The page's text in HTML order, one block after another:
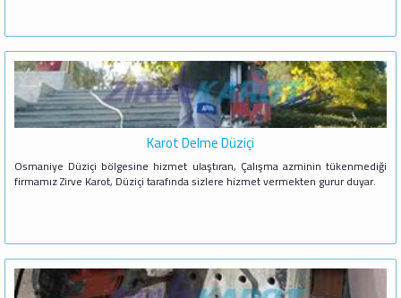
Karot Delme Düziçi
Osmaniye Düziçi bölgesine hizmet ulaştıran, Çalışma azminin tükenmediği
firmamız Zirve Karot, Düziçi tarafında sizlere hizmet vermekten gurur duyar.